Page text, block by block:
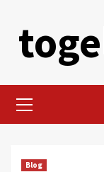
content
Menu
Blog